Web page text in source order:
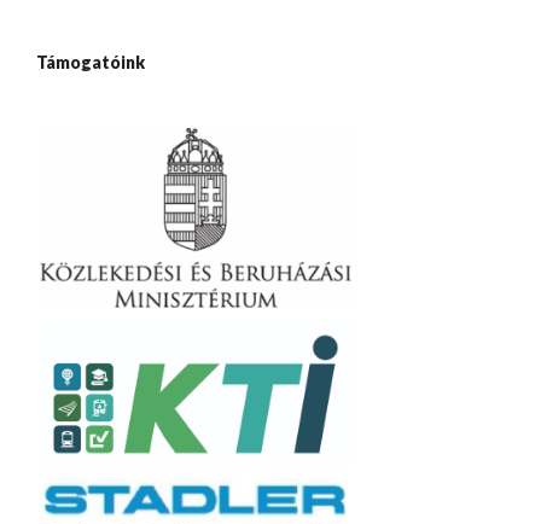
Támogatóink